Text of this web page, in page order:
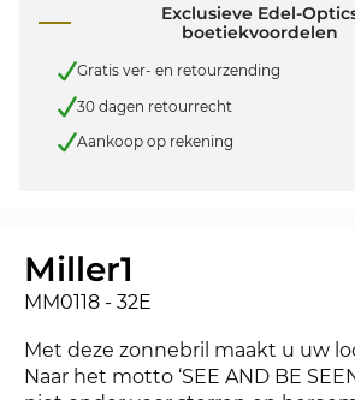
Exclusieve Edel-
boetiekvoordelen
Gratis ver- en retourzending
30 dagen retourrecht
Aankoop op rekening
Miller1
MM0118 - 32E
Met deze zonnebril maakt u uw
Naar het motto ‘SEE AND BE